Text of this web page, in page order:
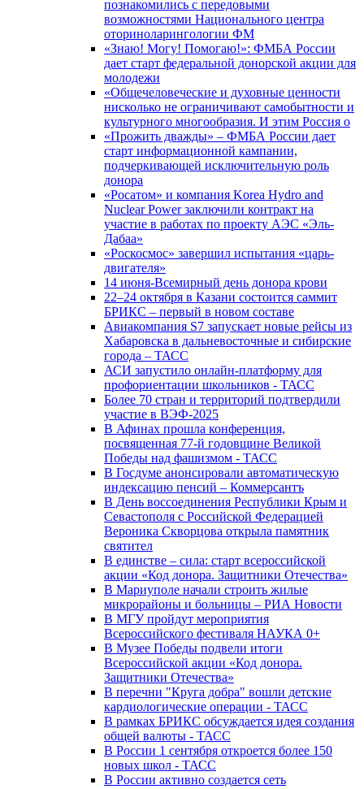
познакомились с передовыми
возможностями Национального центра
оториноларингологии ФМ
«Знаю! Могу! Помогаю!»: ФМБА России
дает старт федеральной донорской акции для
молодежи
«Общечеловеческие и духовные ценности
нисколько не ограничивают самобытности и
культурного многообразия. И этим Россия о
«Прожить дважды» – ФМБА России дает
старт информационной кампании,
подчеркивающей исключительную роль
донора
«Росатом» и компания Korea Hydro and
Nuclear Power заключили контракт на
участие в работах по проекту АЭС «Эль-
Дабаа»
«Роскосмос» завершил испытания «царь-
двигателя»
14 июня-Всемирный день донора крови
22–24 октября в Казани состоится саммит
БРИКС – первый в новом составе
Авиакомпания S7 запускает новые рейсы из
Хабаровска в дальневосточные и сибирские
города – ТАСС
АСИ запустило онлайн-платформу для
профориентации школьников - ТАСС
Более 70 стран и территорий подтвердили
участие в ВЭФ-2025
В Афинах прошла конференция,
посвященная 77-й годовщине Великой
Победы над фашизмом - ТАСС
В Госдуме анонсировали автоматическую
индексацию пенсий – Коммерсантъ
В День воссоединения Республики Крым и
Севастополя с Российской Федерацией
Вероника Скворцова открыла памятник
святител
В единстве – сила: старт всероссийской
акции «Код донора. Защитники Отечества»
В Мариуполе начали строить жилые
микрорайоны и больницы – РИА Новости
В МГУ пройдут мероприятия
Всероссийского фестиваля НАУКА 0+
В Музее Победы подвели итоги
Всероссийской акции «Код донора.
Защитники Отечества»
В перечни "Круга добра" вошли детские
кардиологические операции - ТАСС
В рамках БРИКС обсуждается идея создания
общей валюты - ТАСС
В России 1 сентября откроется более 150
новых школ - ТАСС
В России активно создается сеть